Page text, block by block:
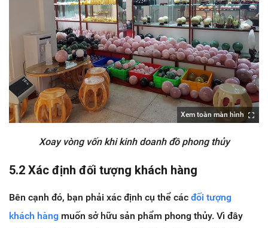
Xem toàn màn hình
Xoay vòng vốn khi kinh doanh đồ phong thủy
5.2 Xác định đối tượng khách hàng
Bên cạnh đó, bạn phải xác định cụ thể các đối tượng
khách hàng muốn sở hữu sản phẩm phong thủy. Vì đây